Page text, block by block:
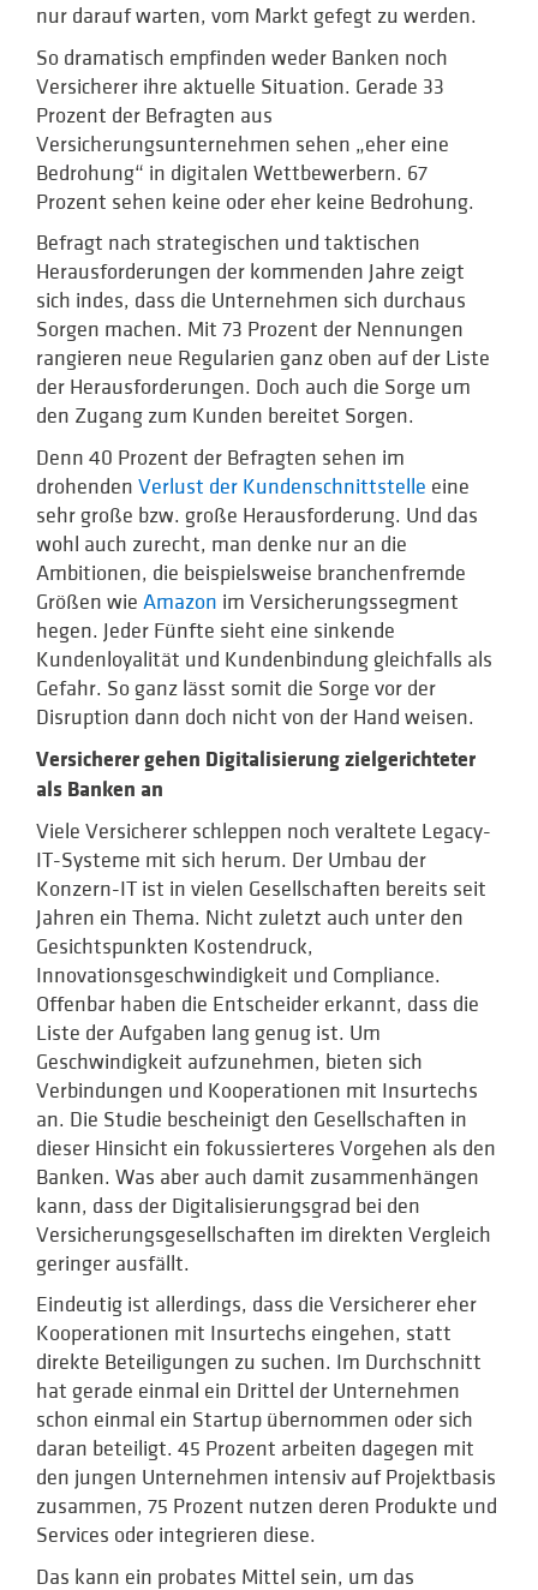
nur darauf warten, vom Markt gefegt zu werden.
So dramatisch empfinden weder Banken noch
Versicherer ihre aktuelle Situation. Gerade 33
Prozent der Befragten aus
Versicherungsunternehmen sehen „eher eine
Bedrohung“ in digitalen Wettbewerbern. 67
Prozent sehen keine oder eher keine Bedrohung.
Befragt nach strategischen und taktischen
Herausforderungen der kommenden Jahre zeigt
sich indes, dass die Unternehmen sich durchaus
Sorgen machen. Mit 73 Prozent der Nennungen
rangieren neue Regularien ganz oben auf der Liste
der Herausforderungen. Doch auch die Sorge um
den Zugang zum Kunden bereitet Sorgen.
Denn 40 Prozent der Befragten sehen im
drohenden Verlust der Kundenschnittstelle eine
sehr große bzw. große Herausforderung. Und das
wohl auch zurecht, man denke nur an die
Ambitionen, die beispielsweise branchenfremde
Größen wie Amazon im Versicherungssegment
hegen. Jeder Fünfte sieht eine sinkende
Kundenloyalität und Kundenbindung gleichfalls als
Gefahr. So ganz lässt somit die Sorge vor der
Disruption dann doch nicht von der Hand weisen.
Versicherer gehen Digitalisierung zielgerichteter
als Banken an
Viele Versicherer schleppen noch veraltete Legacy-
IT-Systeme mit sich herum. Der Umbau der
Konzern-IT ist in vielen Gesellschaften bereits seit
Jahren ein Thema. Nicht zuletzt auch unter den
Gesichtspunkten Kostendruck,
Innovationsgeschwindigkeit und Compliance.
Offenbar haben die Entscheider erkannt, dass die
Liste der Aufgaben lang genug ist. Um
Geschwindigkeit aufzunehmen, bieten sich
Verbindungen und Kooperationen mit Insurtechs
an. Die Studie bescheinigt den Gesellschaften in
dieser Hinsicht ein fokussierteres Vorgehen als den
Banken. Was aber auch damit zusammenhängen
kann, dass der Digitalisierungsgrad bei den
Versicherungsgesellschaften im direkten Vergleich
geringer ausfällt.
Eindeutig ist allerdings, dass die Versicherer eher
Kooperationen mit Insurtechs eingehen, statt
direkte Beteiligungen zu suchen. Im Durchschnitt
hat gerade einmal ein Drittel der Unternehmen
schon einmal ein Startup übernommen oder sich
daran beteiligt. 45 Prozent arbeiten dagegen mit
den jungen Unternehmen intensiv auf Projektbasis
zusammen, 75 Prozent nutzen deren Produkte und
Services oder integrieren diese.
Das kann ein probates Mittel sein, um das